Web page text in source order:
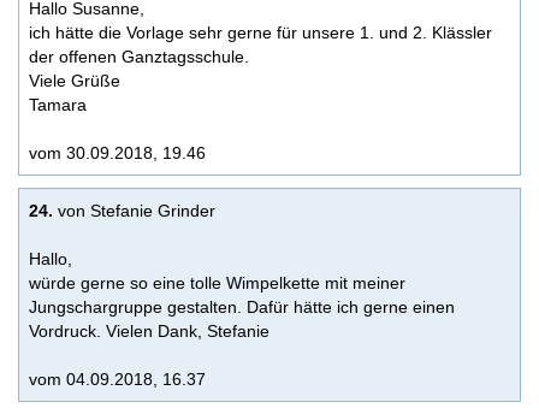
Hallo Susanne,
ich hätte die Vorlage sehr gerne für unsere 1. und 2. Klässler
der offenen Ganztagsschule.
Viele Grüße
Tamara
vom 30.09.2018, 19.46
24. von Stefanie Grinder
Hallo,
würde gerne so eine tolle Wimpelkette mit meiner
Jungschargruppe gestalten. Dafür hätte ich gerne einen
Vordruck. Vielen Dank, Stefanie
vom 04.09.2018, 16.37